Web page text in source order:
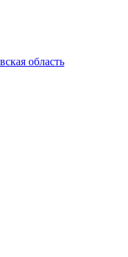
область